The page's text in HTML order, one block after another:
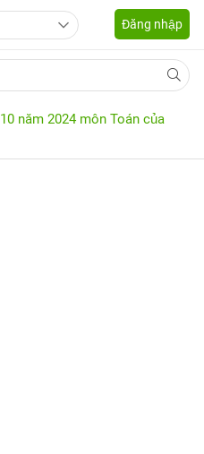
Đăng nhập
năm 2024 môn Toán của